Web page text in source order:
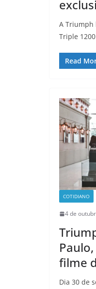
A Triumph
Triple 1200
Read
COTIDIANO
4 de
filme
Dia 30 de